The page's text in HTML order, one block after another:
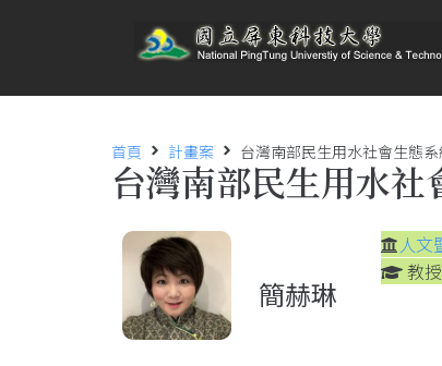
首頁 計畫案 台灣南部民生用水社會生態
台灣南部民生用水社
簡赫琳
人文
教授